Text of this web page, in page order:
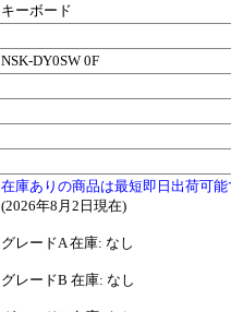
キーボード
NSK-DY0SW 0F
在庫ありの商品は最短即日出荷可能
(2026年8月2日現在)
グレードA 在庫: なし
グレードB 在庫: なし